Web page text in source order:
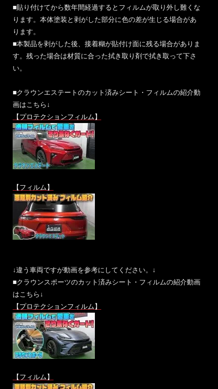
■貼り付けてから数年間経過するとフィルムが取り外し難くな
ります。本体塗装と剥がした部分に色の差が生じる場合があ
ります。
■本製品を剥がした後、接着糊が貼付け面に残る場合がありま
す。残った場合は材質に合った拭き取り剤で拭き取って下さ
い。
■クラウンエステートのカット済みシート・フィルムの紹介動
画はこちら↓
【プロテクションフィルム】
【フィルム】
↓違う車両ですが動画を参考にしてください。↓
■クラウンスポーツのカット済みシート・フィルムの紹介動画
はこちら↓
【プロテクションフィルム】
【フィルム】